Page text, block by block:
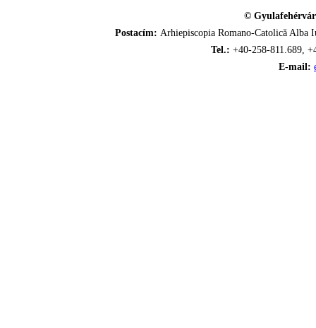
©
Postacím: Arhiepiscopia Romano-Catolică
Tel.: +40-258-811.689,
E-mail: